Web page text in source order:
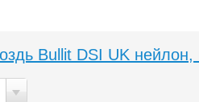
Bullit DSI UK нейлон,